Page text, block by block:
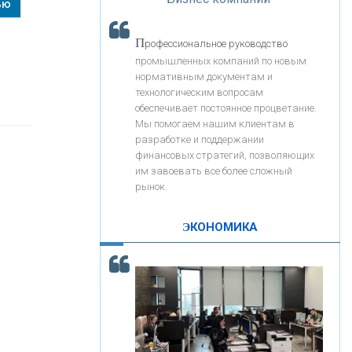
«РОСЕВРОБАНК»
«ПРЕСС-СЛУЖБА ВТБ24»
«АВТОГРАДБАНК»
КОНТАКТЫ
«Интервью»
Скорость - один из главных трендов в
кредитовании бизнеса - «Интервью»
Профессиональное руководство
промышленных компаний по новым
нормативным документам и
технологическим вопросам
обеспечивает постоянное процветание.
Мы помогаем нашим клиентам в
разработке и поддержании
финансовых стратегий, позволяющих
им завоевать все более сложный
рынок.
ЭКОНОМИКА